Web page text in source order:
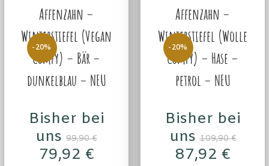
-20%
Affenzahn –
Winterstiefel (Vegan
Comfy) – Bär –
dunkelblau – NEU
Bisher bei
uns 99,90€
79,92 €
-20%
Affenzahn –
Winterstiefel (Wolle
Comfy) – Hase –
petrol – NEU
Bisher bei
uns 109,90€
87,92 €